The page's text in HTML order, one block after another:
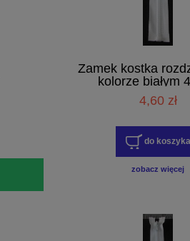
Zamek kostka
kolorze białym
4,60 zł
do koszyka
zobacz więcej